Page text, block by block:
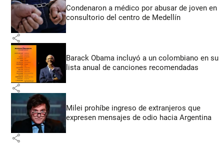
Condenaron a médico por abusar de joven en
consultorio del centro de Medellín
share
Barack Obama incluyó a un colombiano en su
lista anual de canciones recomendadas
share
Milei prohíbe ingreso de extranjeros que
expresen mensajes de odio hacia Argentina
share